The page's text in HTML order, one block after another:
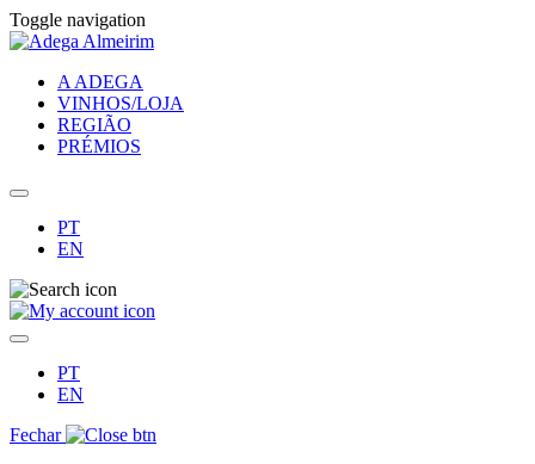
Toggle navigation
A ADEGA
VINHOS/LOJA
REGIÃO
PRÉMIOS
PT
EN
PT
EN
Fechar